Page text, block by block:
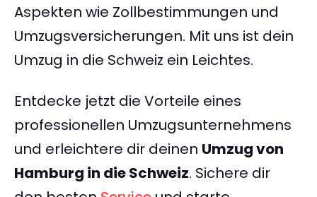
Aspekten wie Zollbestimmungen und
Umzugsversicherungen. Mit uns ist dein
Umzug in die Schweiz ein Leichtes.
Entdecke jetzt die Vorteile eines
professionellen Umzugsunternehmens
und erleichtere dir deinen Umzug von
Hamburg in die Schweiz. Sichere dir